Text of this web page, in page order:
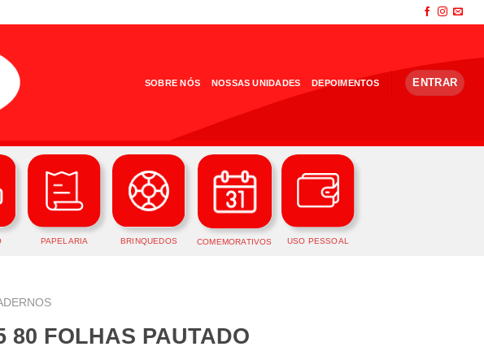
SOBRE NÓS NOSSAS UNIDADES DEPOIMENTOS ENTRAR
PAPELARIA BRINQUEDOS COMEMORATIVOS USO PESSOAL
80 FOLHAS PAUTADO